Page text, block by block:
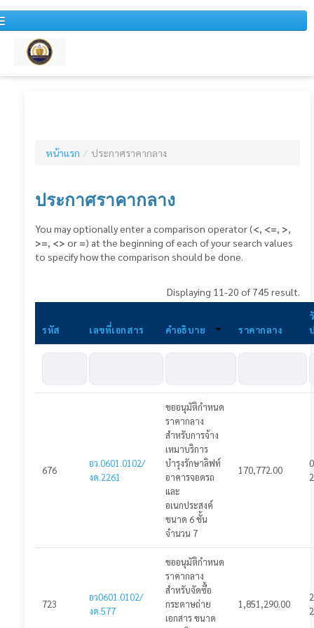
สำหรับบุคคลทั่วไป
รายงานสรุปผลการจัดซื้อจัดจ้างประจำปี
รายงานการวิเคราะห์ผลการจัดซื้อจัดจ้าง
ประกาศโครงการ
ประกาศร่าง TOR
ประกาศร่างเอกสารเชิญชวน
ประกาศเชิญชวน
ประกาศยกเลิกเชิญชวนเสนอราคา
หน้าแรก / ประกาศราคากลาง
ประกาศราคากลาง
You may optionally enter a comparison operator (<, <=, >,
>=, <> or =) at the beginning of each of your search values
to specify how the comparison should be done.
Displaying 11-20 of 745 result.
รหัส เลขที่เอกสาร คำอธิบาย ราคากลาง
676
อว.0601.0102/
งด.2261
ขออนุมัติกำหนด
ราคากลาง
สำหรับการจ้าง
เหมาบริการ
บำรุงรักษาลิฟท์
อาคารจอดรถ
และ
อเนกประสงค์
ขนาด 6 ชั้น
จำนวน 7
170,772.00
723
อว0601.0102/
งด.577
ขออนุมัติกำหนด
ราคากลาง
สำหรับจัดซื้อ
กระดาษถ่าย
เอกสาร ขนาด
1,851,290.00